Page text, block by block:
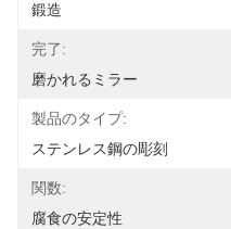
鍛造
完了:
磨かれるミラー
製品のタイプ:
ステンレス鋼の彫刻
関数:
腐食の安定性